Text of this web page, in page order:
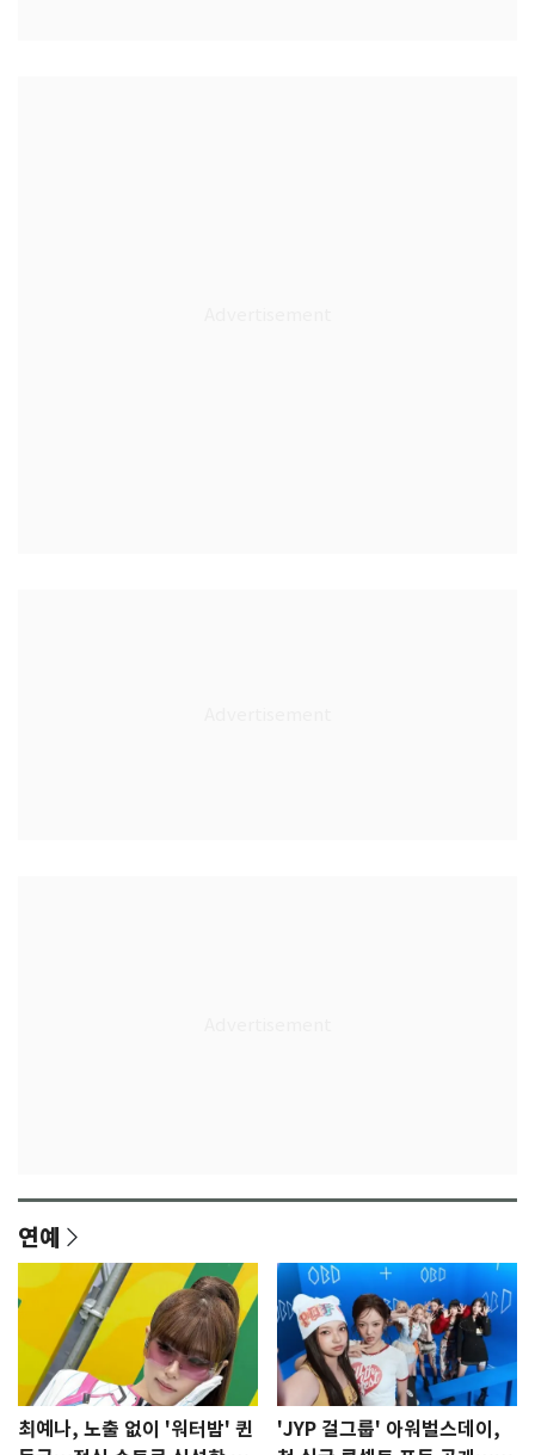
연예
최예나, 노출 없이 '워터밤' 퀸
'JYP 걸그룹' 아워벌스데이,